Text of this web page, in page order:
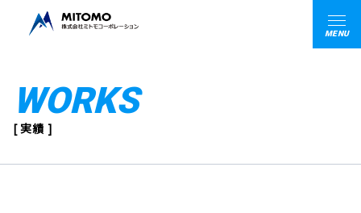
MENU
WORKS
[ 実績 ]